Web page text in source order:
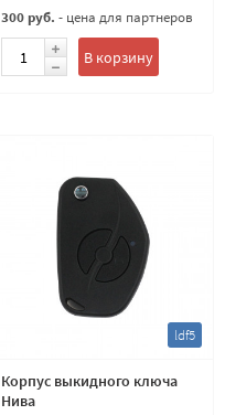
300 руб. - цена для партнеров
В корзину
ldf5
Корпус выкидного ключа
Нива